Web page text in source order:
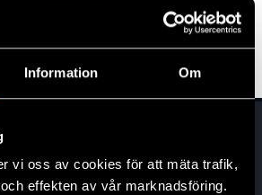
Information Om
vi oss av cookies för att mäta trafik,
effekten av vår marknadsföring.
Conducta de los Defenders’